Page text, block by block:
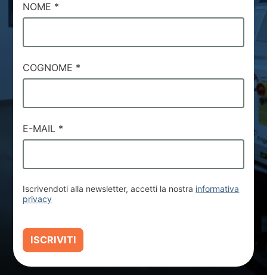
NOME *
COGNOME *
E-MAIL *
Iscrivendoti alla newsletter, accetti la nostra informativa
privacy
ISCRIVITI